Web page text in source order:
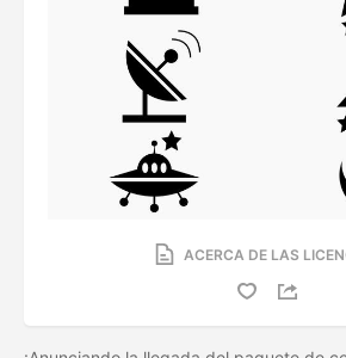
ACERCA DE LAS